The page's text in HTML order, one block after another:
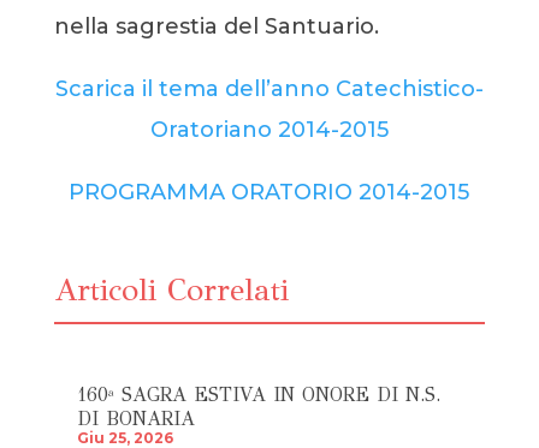
nella sagrestia del Santuario.
Scarica il tema dell’anno Catechistico-
Oratoriano 2014-2015
PROGRAMMA ORATORIO 2014-2015
Articoli Correlati
160ª SAGRA ESTIVA IN ONORE DI N.S.
DI BONARIA
Giu 25, 2026